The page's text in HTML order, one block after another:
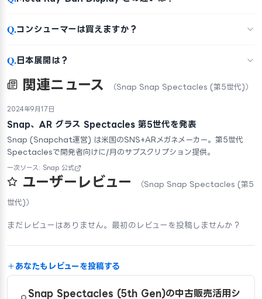
Q.コンシューマーは買えますか？
Q.日本展開は？
関連ニュース （Snap Snap Spectacles (第5世代)）
2024年9月17日
Snap、AR グラス Spectacles 第5世代を発表
Snap (Snapchat運営) は米国のSNS+ARメガネメーカー。第5世代
Spectaclesで開発者向けに/月のサブスクリプション提供。
一次ソース: Snap 公式
ユーザーレビュー （Snap Snap Spectacles (第5
世代)）
まだレビューはありません。最初のレビューを投稿しませんか？
あなたもレビューを投稿する
Snap Spectacles (5th Gen)の中古販売活用シ